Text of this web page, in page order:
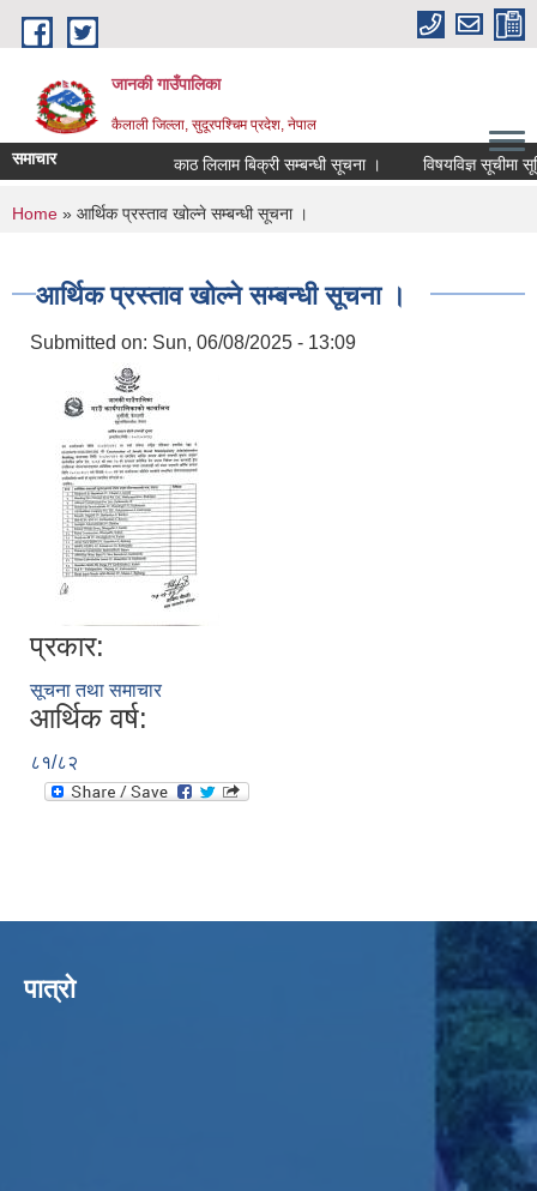
Skip to main content
जानकी गाउँपालिका
कैलाली जिल्ला, सुदूरपश्चिम प्रदेश, नेपाल
समाचार काठ लिलाम बिक्री सम्बन्धी सूचना । विषयविज्ञ सूचीमा
You are here
Home » आर्थिक प्रस्ताव खोल्ने सम्बन्धी सूचना ।
आर्थिक प्रस्ताव खोल्ने सम्बन्धी सूचना ।
Submitted on: Sun, 06/08/2025 - 13:09
प्रकार:
सूचना तथा समाचार
आर्थिक वर्ष:
८१/८२
पात्रो